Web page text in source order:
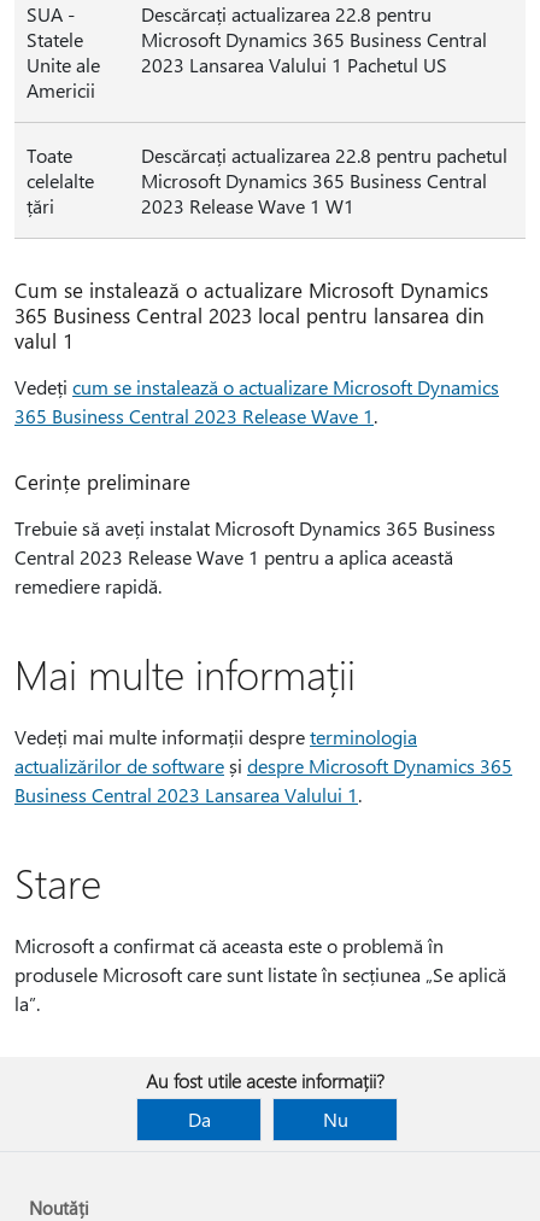
SUA -
Statele
Unite ale
Americii
Descărcați actualizarea 22.8 pentru
Microsoft Dynamics 365 Business Central
2023 Lansarea Valului 1 Pachetul US
Toate
celelalte
țări
Descărcați actualizarea 22.8 pentru pachetul
Microsoft Dynamics 365 Business Central
2023 Release Wave 1 W1
Cum se instalează o actualizare Microsoft Dynamics
365 Business Central 2023 local pentru lansarea din
valul 1
Vedeți cum se instalează o actualizare Microsoft Dynamics
365 Business Central 2023 Release Wave 1.
Cerințe preliminare
Trebuie să aveți instalat Microsoft Dynamics 365 Business
Central 2023 Release Wave 1 pentru a aplica această
remediere rapidă.
Mai multe informații
Vedeți mai multe informații despreterminologia
actualizărilor de softwareși despre Microsoft Dynamics 365
Business Central 2023 Lansarea Valului 1.
Stare
Microsoft a confirmat că aceasta este o problemă în
produsele Microsoft care sunt listate în secțiunea „Se aplică
la”.
Au fost utile aceste informații?
Da
Nu
Noutăți